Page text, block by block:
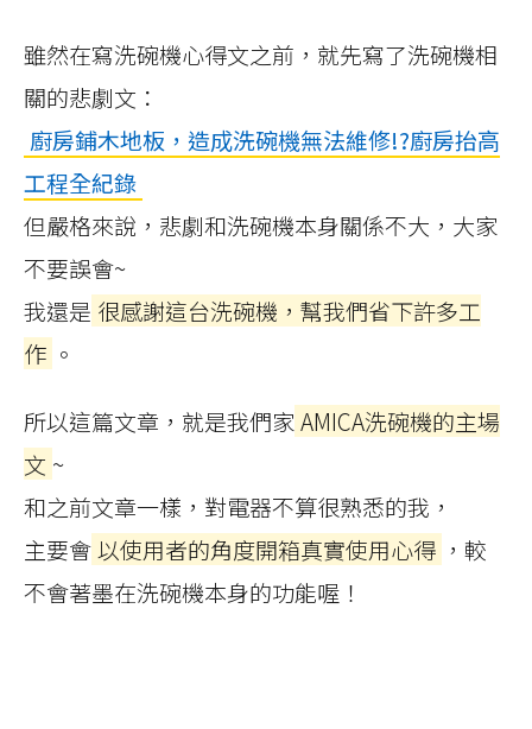
雖然在寫洗碗機心得文之前，就先寫了洗碗機相
關的悲劇文：
廚房鋪木地板，造成洗碗機無法維修!?廚房抬高
工程全紀錄
但嚴格來說，悲劇和洗碗機本身關係不大，大家
不要誤會~
我還是 很感謝這台洗碗機，幫我們省下許多工
作 。
所以這篇文章，就是我們家 AMICA洗碗機的主場
文 ~
和之前文章一樣，對電器不算很熟悉的我，
主要會以使用者的角度開箱真實使用心得 ，較
不會著墨在洗碗機本身的功能喔！